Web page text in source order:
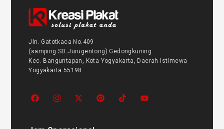
Jln. Gatotkaca No.409
(samping SD Jurugentong) Gedongkuning
Kec. Banguntapan, Kota Yogyakarta, Daerah Istimewa
Yogyakarta 55198